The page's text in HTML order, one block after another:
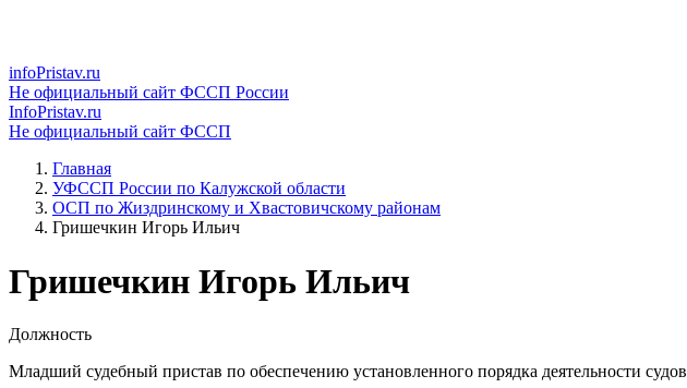
infoPristav.ru
Не официальный сайт ФССП России
InfoPristav.ru
Не официальный сайт ФССП
Главная
УФССП России по Калужской области
ОСП по Жиздринскому и Хвастовичскому районам
Гришечкин Игорь Ильич
Гришечкин Игорь Ильич
Должность
Младший судебный пристав по обеспечению установленного порядка деятельности судов